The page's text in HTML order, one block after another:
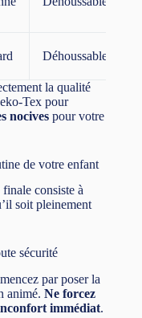
Déhoussable
la qualité
Tex pour
nocives pour votre
de votre enfant
consiste à
soit pleinement
sécurité
par poser la
animé. Ne forcez
immédiat.